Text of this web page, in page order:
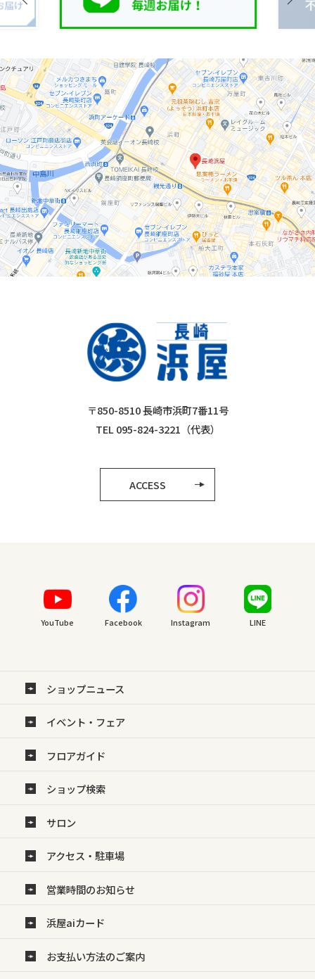
〒850-8510 長崎市浜町7番11号
TEL 095-824-3221（代表）
ACCESS
YouTube Facebook Instagram LINE
ショップニュース
イベント・フェア
フロアガイド
ショップ検索
サロン
アクセス・駐車場
営業時間のお知らせ
浜屋aiカード
お支払い方法のご案内